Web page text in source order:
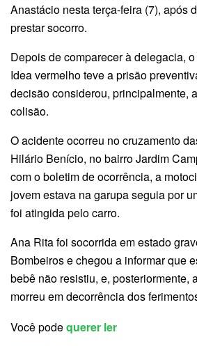
Anastácio nesta terça-feira (7), após
prestar socorro.
Depois de comparecer à delegacia,
Idea vermelho teve a prisão
decisão considerou, principalmente,
colisão.
O acidente ocorreu no cruzamento
Hilário Benício, no bairro Jardim
com o boletim de ocorrência, a
jovem estava na garupa seguia por
foi atingida pelo carro.
Ana Rita foi socorrida em estado
Bombeiros e chegou a informar que
bebê não resistiu, e, posteriormente,
morreu em decorrência dos
Você podequerer ler